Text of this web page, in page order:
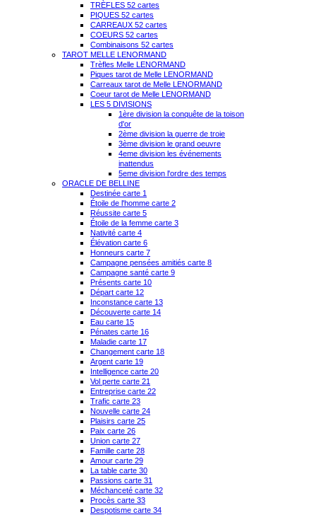
TRÈFLES 52 cartes
PIQUES 52 cartes
CARREAUX 52 cartes
COEURS 52 cartes
Combinaisons 52 cartes
TAROT MELLE LENORMAND
Trèfles Melle LENORMAND
Piques tarot de Melle LENORMAND
Carreaux tarot de Melle LENORMAND
Coeur tarot de Melle LENORMAND
LES 5 DIVISIONS
1ère division la conquête de la toison
d'or
2ème division la guerre de troie
3ème division le grand oeuvre
4eme division les événements
inattendus
5eme division l'ordre des temps
ORACLE DE BELLINE
Destinée carte 1
Étoile de l'homme carte 2
Réussite carte 5
Étoile de la femme carte 3
Nativité carte 4
Élévation carte 6
Honneurs carte 7
Campagne pensées amitiés carte 8
Campagne santé carte 9
Présents carte 10
Départ carte 12
Inconstance carte 13
Découverte carte 14
Eau carte 15
Pénates carte 16
Maladie carte 17
Changement carte 18
Argent carte 19
Intelligence carte 20
Vol perte carte 21
Entreprise carte 22
Trafic carte 23
Nouvelle carte 24
Plaisirs carte 25
Paix carte 26
Union carte 27
Famille carte 28
Amour carte 29
La table carte 30
Passions carte 31
Méchanceté carte 32
Procès carte 33
Despotisme carte 34